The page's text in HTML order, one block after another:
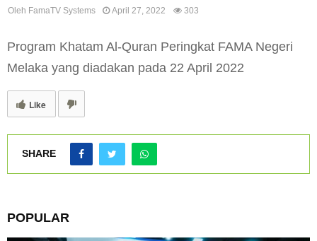
Oleh FamaTV Systems April 27, 2022 303
Program Khatam Al-Quran Peringkat FAMA Negeri
Melaka yang diadakan pada 22 April 2022
Like
SHARE
POPULAR